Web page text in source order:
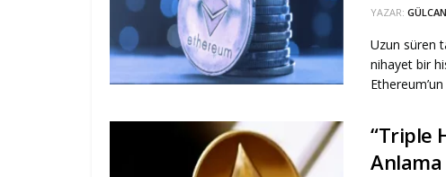
YAZAR:
Uzun süren
nihayet bir
Ethereum’un
“Triple
Anlama